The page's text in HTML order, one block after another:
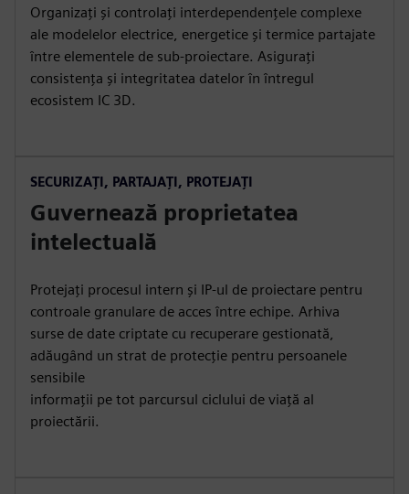
Organizați și controlați interdependențele complexe
ale modelelor electrice, energetice și termice partajate
între elementele de sub-proiectare. Asigurați
consistența și integritatea datelor în întregul
ecosistem IC 3D.
SECURIZAȚI, PARTAJAȚI, PROTEJAȚI
Guvernează proprietatea
intelectuală
Protejați procesul intern și IP-ul de proiectare pentru
controale granulare de acces între echipe. Arhiva
surse de date criptate cu recuperare gestionată,
adăugând un strat de protecție pentru persoanele
sensibile
informații pe tot parcursul ciclului de viață al
proiectării.